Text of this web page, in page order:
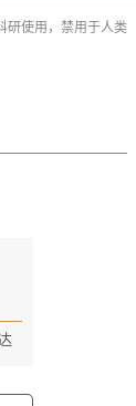
研使用，禁用于人类